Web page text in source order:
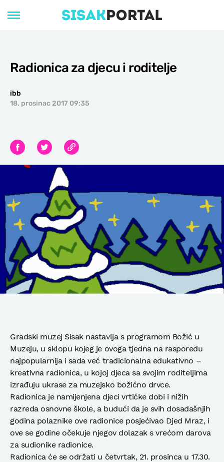
Radionica za djecu i roditelje
ibb
18. prosinac 2017 09:35
Gradski muzej Sisak nastavlja s programom Božić u
Muzeju, u sklopu kojeg je ovoga tjedna na rasporedu
najpopularnija i sada već tradicionalna edukativno –
kreativna radionica, u kojoj djeca sa svojim roditeljima
izrađuju ukrase za muzejsko božićno drvce.
Radionica je namijenjena djeci vrtićke dobi i nižih
razreda osnovne škole, a budući da je svih dosadašnjih
godina polaznike ove radionice posjećivao Djed Mraz, i
ove se godine očekuje njegov dolazak s vrećom darova
za sudionike radionice.
Radionica će se održati u četvrtak, 21. prosinca u 17.30.